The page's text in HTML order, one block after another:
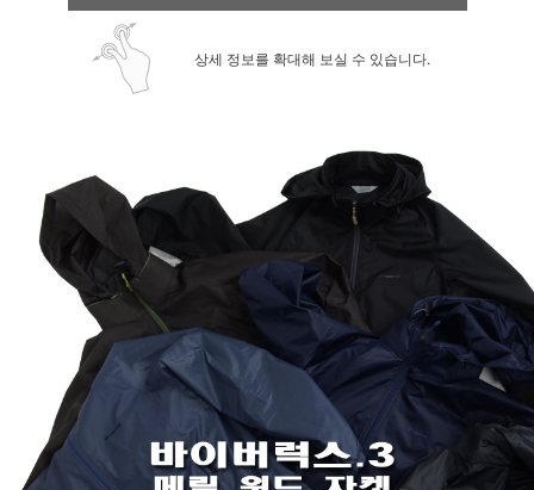
상세 정보를 확대해 보실 수 있습니다.